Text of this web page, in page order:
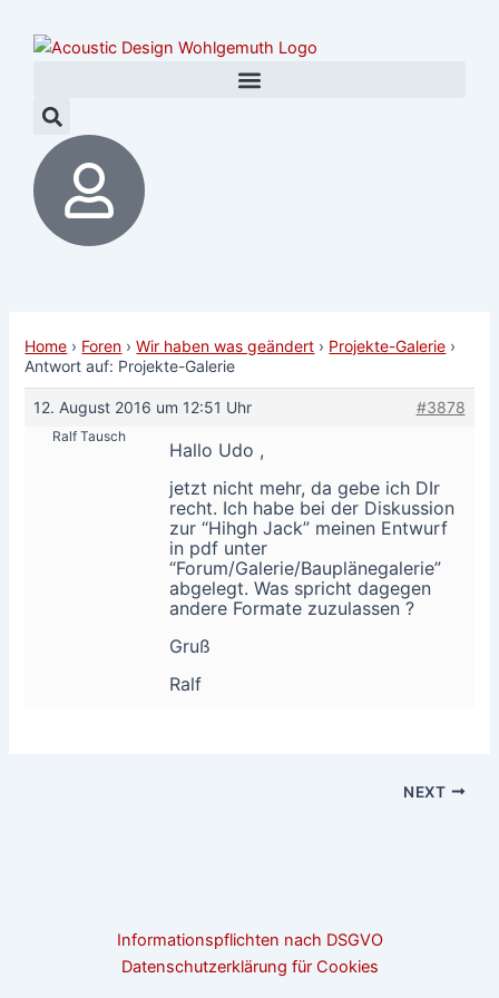
Inhalt
Home › Foren › Wir haben was geändert › Projekte-Galerie ›
Antwort auf: Projekte-Galerie
12. August 2016 um 12:51 Uhr #3878
Ralf Tausch
Hallo Udo ,
jetzt nicht mehr, da gebe ich DIr
recht. Ich habe bei der Diskussion
zur “Hihgh Jack” meinen Entwurf
in pdf unter
“Forum/Galerie/Bauplänegalerie”
abgelegt. Was spricht dagegen
andere Formate zuzulassen ?
Gruß
Ralf
navigation
NEXT
Informationspflichten nach DSGVO
Datenschutzerklärung für Cookies